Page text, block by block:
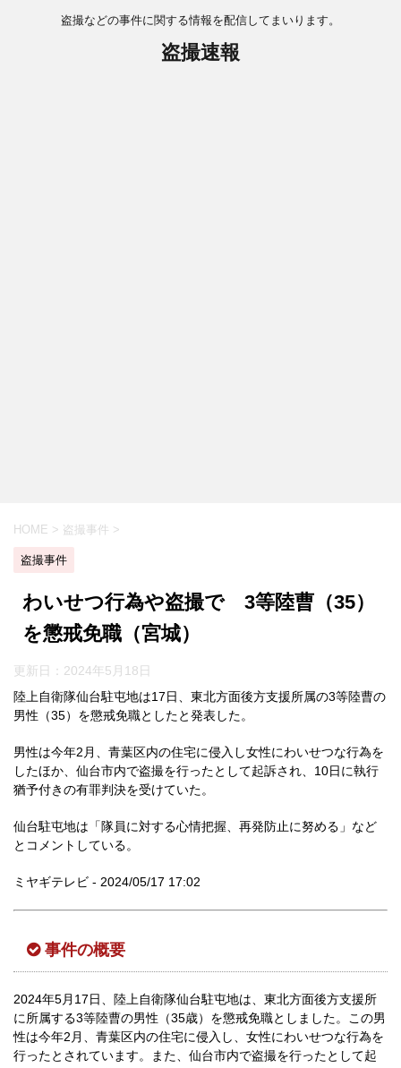
盗撮などの事件に関する情報を配信してまいります。
盗撮速報
HOME > 盗撮事件 >
盗撮事件
わいせつ行為や盗撮で 3等陸曹（35）
を懲戒免職（宮城）
更新日： 2024年5月18日
陸上自衛隊仙台駐屯地は17日、東北方面後方支援所属の3等陸曹の
男性（35）を懲戒免職としたと発表した。
男性は今年2月、青葉区内の住宅に侵入し女性にわいせつな行為を
したほか、仙台市内で盗撮を行ったとして起訴され、10日に執行
猶予付きの有罪判決を受けていた。
仙台駐屯地は「隊員に対する心情把握、再発防止に努める」など
とコメントしている。
ミヤギテレビ - 2024/05/17 17:02
事件の概要
2024年5月17日、陸上自衛隊仙台駐屯地は、東北方面後方支援所
に所属する3等陸曹の男性（35歳）を懲戒免職としました。この男
性は今年2月、青葉区内の住宅に侵入し、女性にわいせつな行為を
行ったとされています。また、仙台市内で盗撮を行ったとして起